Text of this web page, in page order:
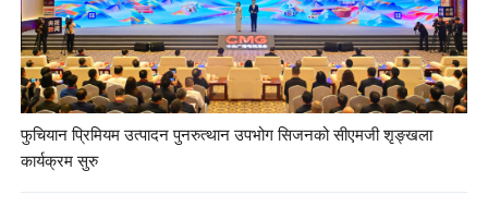
फुचियान प्रिमियम उत्पादन पुनरुत्थान उपभोग सिजनको सीएमजी शृङ्खला
कार्यक्रम सुरु